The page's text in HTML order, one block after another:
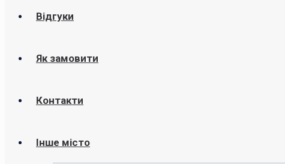
Відгуки
Як замовити
Контакти
Інше місто